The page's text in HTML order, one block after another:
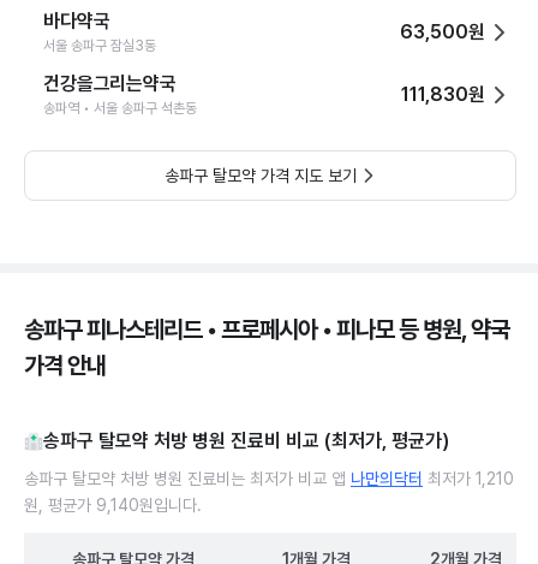
바다약국
서울 송파구 잠실3동
63,500원
건강을그리는약국
송파역 • 서울 송파구 석촌동
111,830원
송파구 탈모약 가격 지도 보기
송파구 피나스테리드 • 프로페시아 • 피나모 등 병원, 약국
가격 안내
송파구 탈모약 처방 병원 진료비 비교 (최저가, 평균가)
송파구 탈모약 처방 병원 진료비는 최저가 비교 앱 나만의닥터 최저가 1,210
원, 평균가 9,140원입니다.
송파구 탈모약가격 1개월 가격 2개월 가격